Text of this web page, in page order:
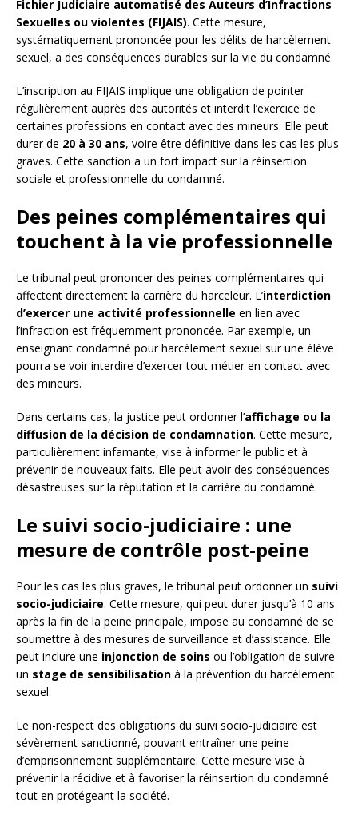
Fichier Judiciaire automatisé des Auteurs d’Infractions
Sexuelles ou violentes (FIJAIS). Cette mesure,
systématiquement prononcée pour les délits de harcèlement
sexuel, a des conséquences durables sur la vie du condamné.
L’inscription au FIJAIS implique une obligation de pointer
régulièrement auprès des autorités et interdit l’exercice de
certaines professions en contact avec des mineurs. Elle peut
durer de 20 à 30 ans, voire être définitive dans les cas les plus
graves. Cette sanction a un fort impact sur la réinsertion
sociale et professionnelle du condamné.
Des peines complémentaires qui
touchent à la vie professionnelle
Le tribunal peut prononcer des peines complémentaires qui
affectent directement la carrière du harceleur. L’interdiction
d’exercer une activité professionnelle en lien avec
l’infraction est fréquemment prononcée. Par exemple, un
enseignant condamné pour harcèlement sexuel sur une élève
pourra se voir interdire d’exercer tout métier en contact avec
des mineurs.
Dans certains cas, la justice peut ordonner l’affichage ou la
diffusion de la décision de condamnation. Cette mesure,
particulièrement infamante, vise à informer le public et à
prévenir de nouveaux faits. Elle peut avoir des conséquences
désastreuses sur la réputation et la carrière du condamné.
Le suivi socio-judiciaire : une
mesure de contrôle post-peine
Pour les cas les plus graves, le tribunal peut ordonner un suivi
socio-judiciaire. Cette mesure, qui peut durer jusqu’à 10 ans
après la fin de la peine principale, impose au condamné de se
soumettre à des mesures de surveillance et d’assistance. Elle
peut inclure une injonction de soins ou l’obligation de suivre
un stage de sensibilisation à la prévention du harcèlement
sexuel.
Le non-respect des obligations du suivi socio-judiciaire est
sévèrement sanctionné, pouvant entraîner une peine
d’emprisonnement supplémentaire. Cette mesure vise à
prévenir la récidive et à favoriser la réinsertion du condamné
tout en protégeant la société.